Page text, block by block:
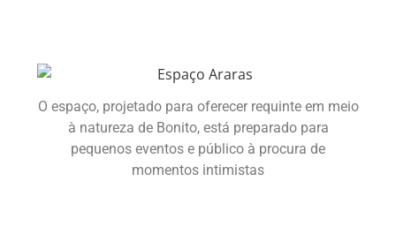
O espaço, projetado para oferecer requinte em meio
à natureza de Bonito, está preparado para
pequenos eventos e público à procura de
momentos intimistas